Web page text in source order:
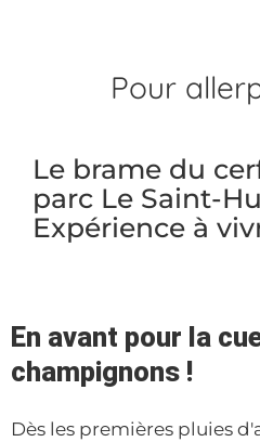
Pour aller
Le brame du
parc Le Saint-
Expérience à
En avant pour la
champignons !
Dès les premières pluies